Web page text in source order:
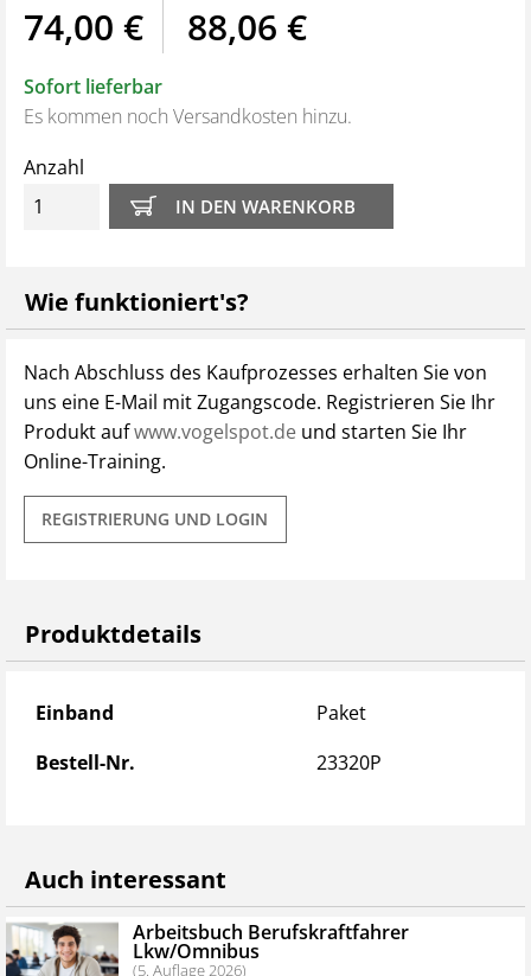
74,00 € 88,06 €
Sofort lieferbar
Es kommen noch Versandkosten hinzu.
Anzahl
Wie funktioniert's?
Nach Abschluss des Kaufprozesses erhalten Sie von
uns eine E-Mail mit Zugangscode. Registrieren Sie Ihr
Produkt aufwww.vogelspot.de und starten Sie Ihr
Online-Training.
REGISTRIERUNG UND LOGIN
Produktdetails
Produktdetails
Einband
Paket
Bestell-Nr.
23320P
Auch interessant
Arbeitsbuch Berufskraftfahrer
Lkw/Omnibus
(5. Auflage 2026)